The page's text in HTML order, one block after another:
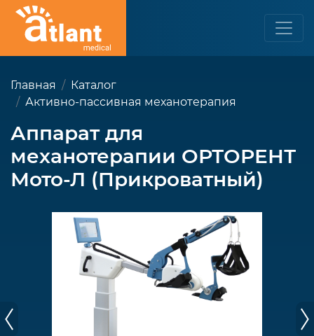
Главная
Каталог
Активно-пассивная механотерапия
Аппарат для
механотерапии ОРТОРЕНТ
Мото-Л (Прикроватный)